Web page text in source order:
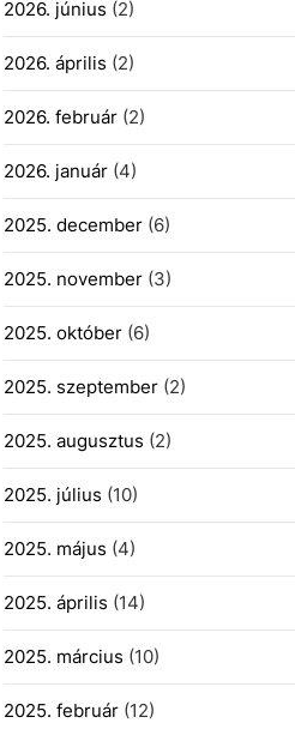
2026. június (2)
2026. április (2)
2026. február(2)
2026. január(4)
2025. december(6)
2025. november(3)
2025. október(6)
2025. szeptember(2)
2025. augusztus (2)
2025. július (10)
2025. május (4)
2025. április (14)
2025. március (10)
2025. február(12)